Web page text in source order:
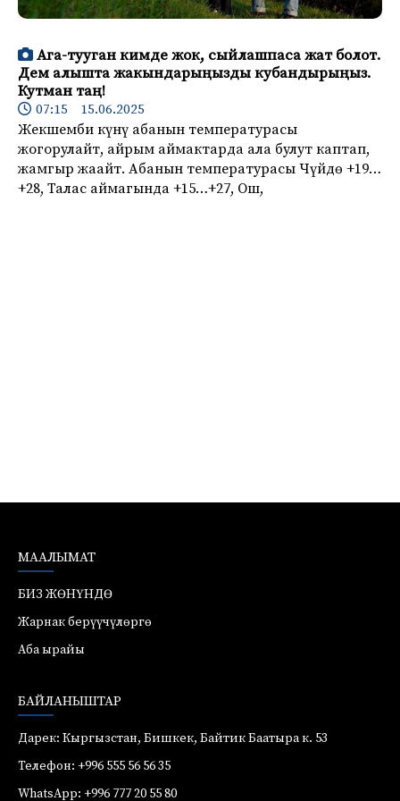
Ага-тууган кимде жок, сыйлашпаса жат болот.
Дем алышта жакындарыңызды кубандырыңыз.
Кутман таң!
07:15 15.06.2025
Жекшемби күнү абанын температурасы
жогорулайт, айрым аймактарда ала булут каптап,
жамгыр жаайт. Абанын температурасы Чүйдө +19…
+28, Талас аймагында +15…+27, Ош,
МААЛЫМАТ
БИЗ ЖӨНҮНДӨ
Жарнак берүүчүлөргө
Аба ырайы
БАЙЛАНЫШТАР
Дарек: Кыргызстан, Бишкек, Байтик Баатыра к. 53
Телефон: +996 555 56 56 35
WhatsApp: +996 777 20 55 80